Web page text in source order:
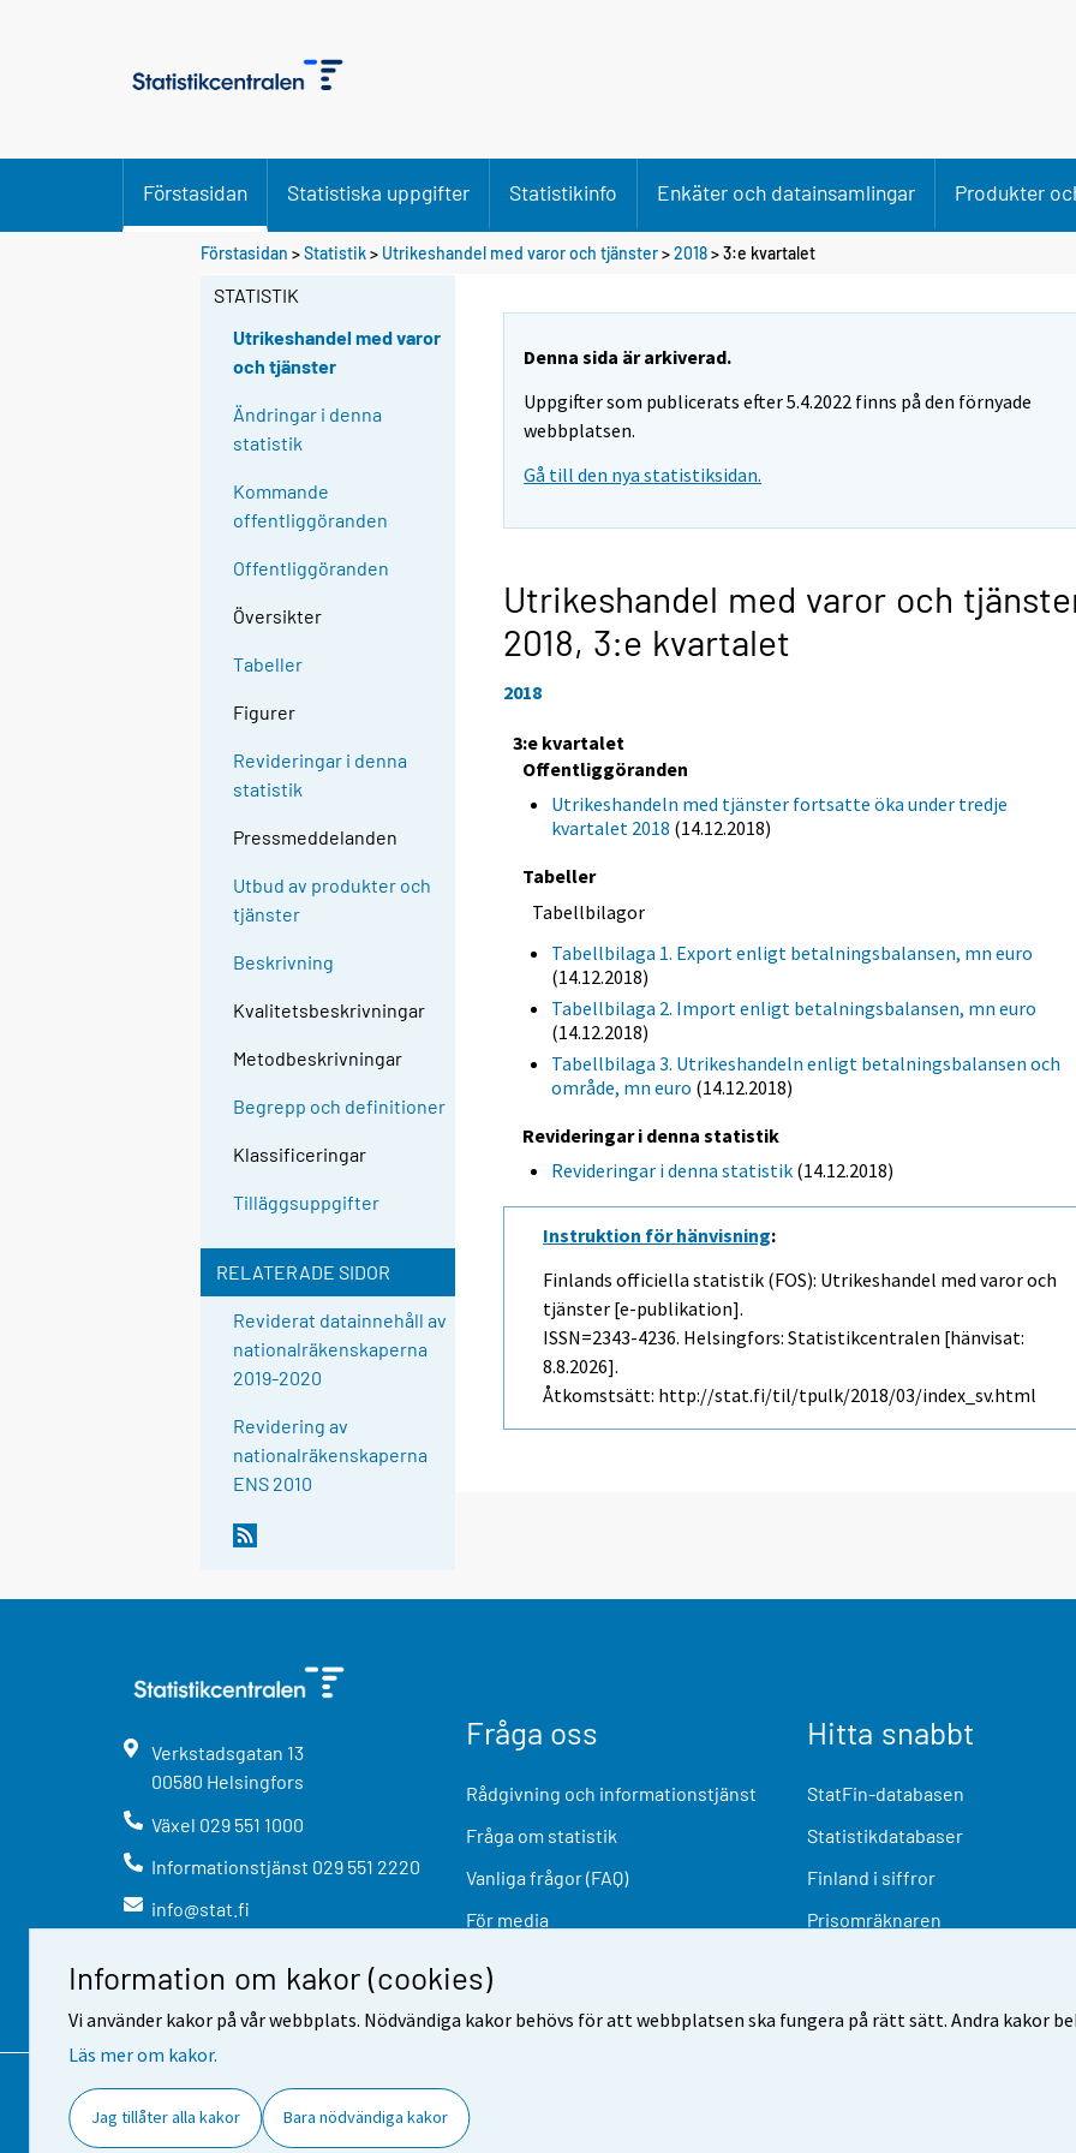
Information om kakor (cookies)
Vi använder kakor på vår webbplats. Nödvändiga kakor behövs för att webbplatsen ska fungera på rätt sätt. Andra kakor
Läs mer om kakor.
Jag tillåter alla kakor Bara nödvändiga kakor
Förstasidan Statistiska uppgifter Statistikinfo Enkäter och datainsamlingar Produkter
Förstasidan >Statistik> Utrikeshandel med varor och tjänster>2018>3:e kvartalet
STATISTIK
Utrikeshandel med varor
och tjänster
Ändringar i denna
statistik
Kommande
offentliggöranden
Offentliggöranden
Översikter
Tabeller
Figurer
Revideringar i denna
statistik
Pressmeddelanden
Utbud av produkter och
tjänster
Beskrivning
Kvalitetsbeskrivningar
Metodbeskrivningar
Begrepp och definitioner
Klassificeringar
Tilläggsuppgifter
RELATERADE SIDOR
Reviderat datainnehåll av
nationalräkenskaperna
2019-2020
Revidering av
nationalräkenskaperna
ENS 2010
Denna sida är arkiverad.
Uppgifter som publicerats efter 5.4.2022 finns på den förnyade
webbplatsen.
Gå till den nya statistiksidan.
Utrikeshandel med varor och
2018, 3:e kvartalet
2018
3:e kvartalet
Offentliggöranden
Utrikeshandeln med tjänster fortsatte öka under tredje
kvartalet 2018 (14.12.2018)
Tabeller
Tabellbilagor
Tabellbilaga 1. Export enligt betalningsbalansen, mn euro
(14.12.2018)
Tabellbilaga 2. Import enligt betalningsbalansen, mn euro
(14.12.2018)
Tabellbilaga 3. Utrikeshandeln enligt betalningsbalansen och
område, mn euro (14.12.2018)
Revideringar i denna statistik
Revideringar i denna statistik (14.12.2018)
Instruktion för hänvisning:
Finlands officiella statistik (FOS): Utrikeshandel med varor och
tjänster [e-publikation].
ISSN=2343-4236. Helsingfors: Statistikcentralen [hänvisat:
8.8.2026].
Åtkomstsätt: http://stat.fi/til/tpulk/2018/03/index_sv.html
Verkstadsgatan 13
00580 Helsingfors
Växel 029 551 1000
Informationstjänst 029 551 2220
info@stat.fi
Fråga oss
Rådgivning och informationstjänst
Fråga om statistik
Vanliga frågor (FAQ)
För media
Hitta snabbt
StatFin-databasen
Statistikdatabaser
Finland i siffror
Prisomräknaren
Kontaktinformation Respons